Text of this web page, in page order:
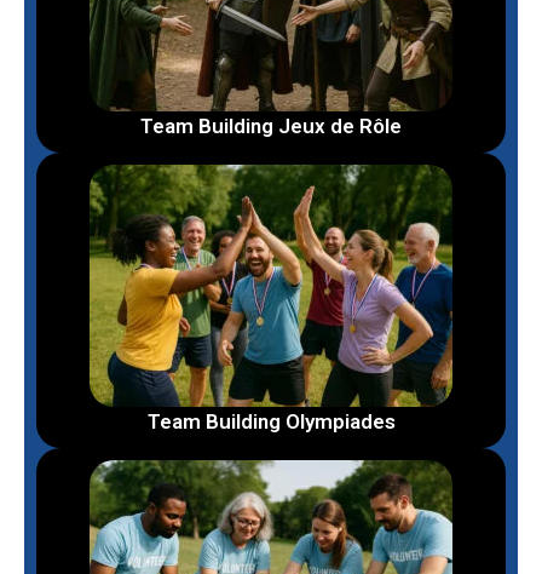
Team Building Jeux de Rôle
Team Building Olympiades